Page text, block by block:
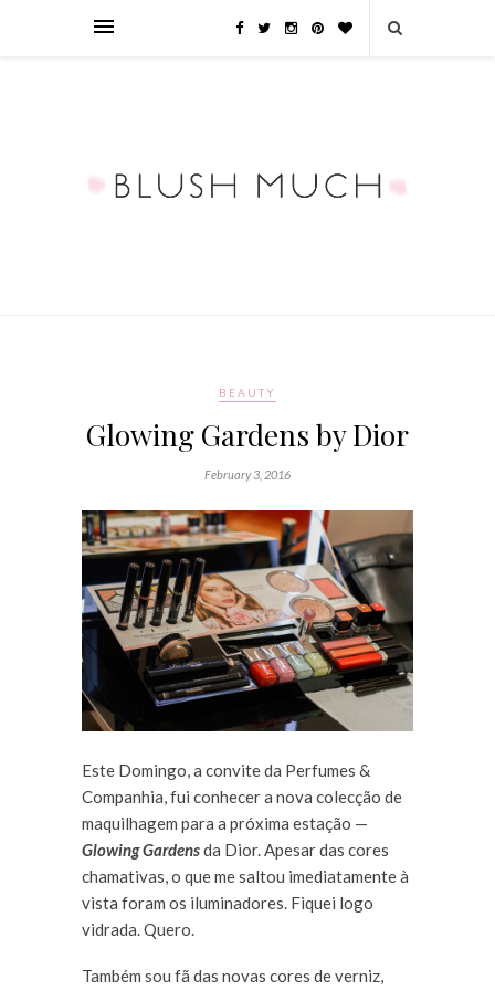
BEAUTY
Glowing Gardens by Dior
February 3, 2016
Este Domingo, a convite da Perfumes &
Companhia, fui conhecer a nova colecção de
maquilhagem para a próxima estação —
Glowing Gardensda Dior. Apesar das cores
chamativas, o que me saltou imediatamente à
vista foram os iluminadores. Fiquei logo
vidrada. Quero.
Também sou fã das novas cores de verniz,